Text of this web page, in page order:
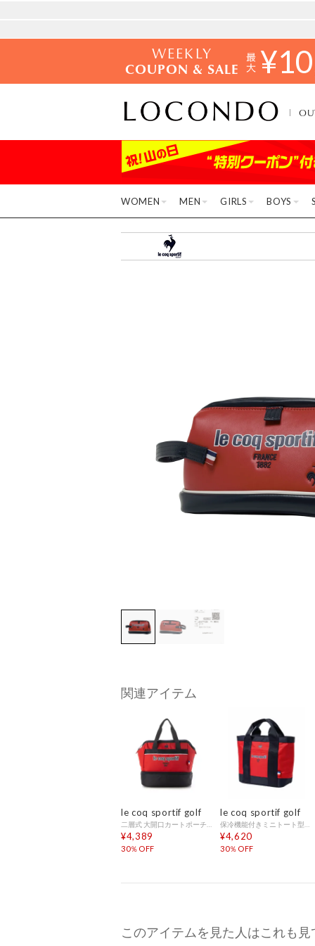
WEEKLY
COUPON & SALE ¥
WOMEN MEN GIRLS BOYS
関連アイテム
le coq sportif golf
¥4,389
30％OFF
le coq sportif golf
¥4,620
30％OFF
このアイテムを見た人はこれも見